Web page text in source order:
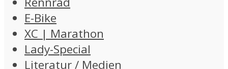
E-Bike
XC | Marathon
Lady-Special
Literatur / Medien